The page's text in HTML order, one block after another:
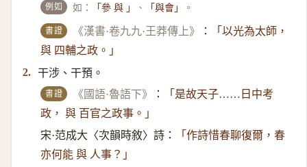
例如 如： 「參 與 」 、 「與會」 。
書證 《漢書·卷九九·王莽傳上》 ：
「以光為太師，
與 四輔之政。」
2. 干涉、干預。
書證 《國語·魯語下》 ：
「是故天子……日中考
政， 與 百官之政事。」
宋·范成大〈次韻時敘〉詩：
「作詩惜春聊復爾，春
亦何能 與 人事？」